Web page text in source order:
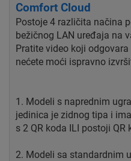
Comfort Cloud
Postoje 4 različita načina
bežičnog LAN uređaja na
Pratite video koji
nećete moći ispravno
1. Modeli s naprednim
jedinica je zidnog tipa i
s 2 QR koda ILI postoji
2. Modeli sa standardnim